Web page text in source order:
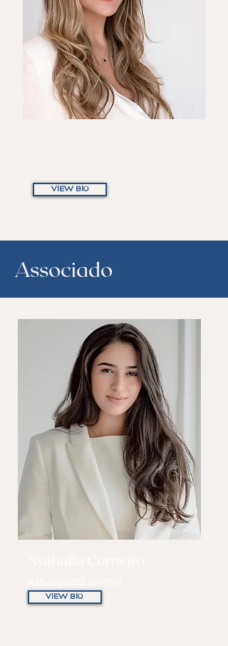
VIEW BIO
Associado
VIEW BIO